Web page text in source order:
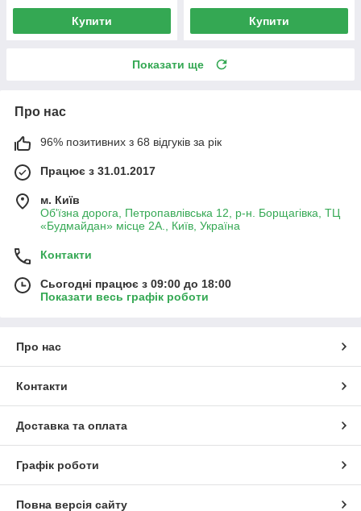
Купити Купити
Показати ще
Про нас
96% позитивних з 68 відгуків за рік
Працює з 31.01.2017
м. Київ
Об'їзна дорога, Петропавлівська 12, р-н. Борщагівка, ТЦ
«Будмайдан» місце 2А., Київ, Україна
Контакти
Сьогодні працює з 09:00 до 18:00
Показати весь графік роботи
Про нас
Контакти
Доставка та оплата
Графік роботи
Повна версія сайту